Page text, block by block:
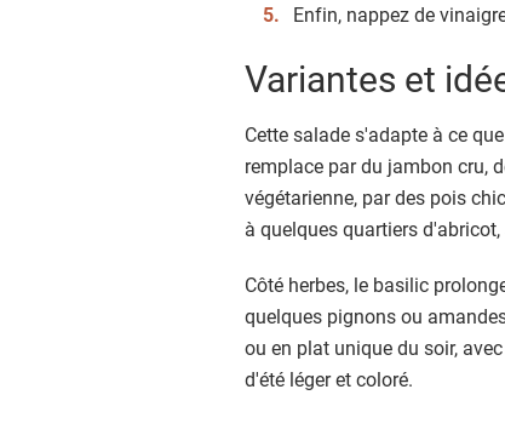
Enfin, nappez de
Variantes et
Cette salade s'adapte à ce
remplace par du jambon cru,
végétarienne, par des pois
à quelques quartiers
Côté herbes, le basilic
quelques pignons ou
ou en plat unique du soir,
d'été léger et coloré.